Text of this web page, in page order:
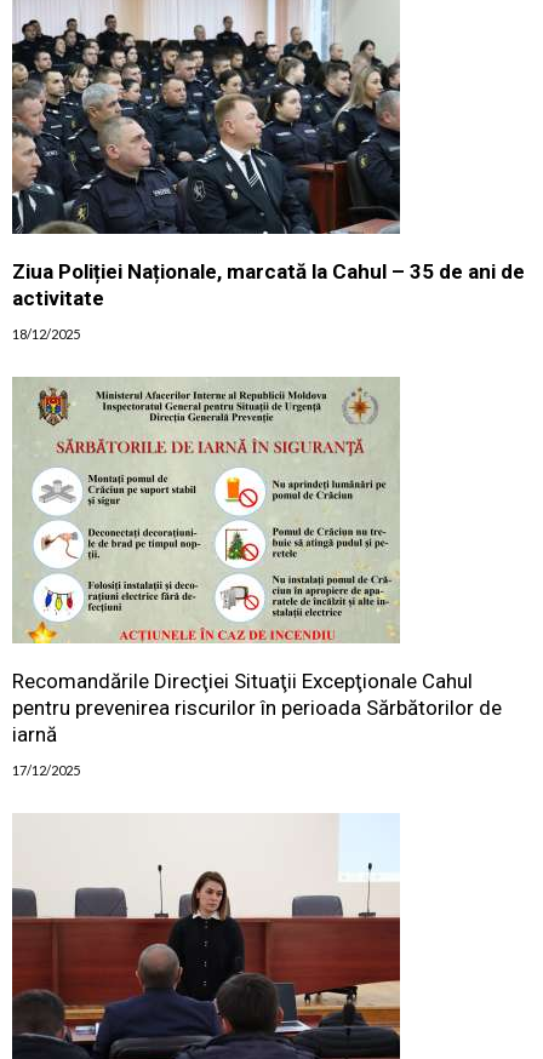
Ziua Poliției Naționale, marcată la Cahul – 35 de ani de
activitate
18/12/2025
Recomandările Direcţiei Situaţii Excepţionale Cahul
pentru prevenirea riscurilor în perioada Sărbătorilor de
iarnă
17/12/2025